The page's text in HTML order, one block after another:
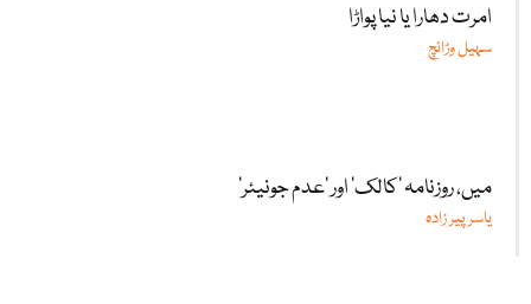
امرت دھارا یا نیا پواڑا
سہیل وڑائچ
میں، روزنامہ ’کالک‘ اور ’عدم جونیئر‘
یاسر پیر زادہ